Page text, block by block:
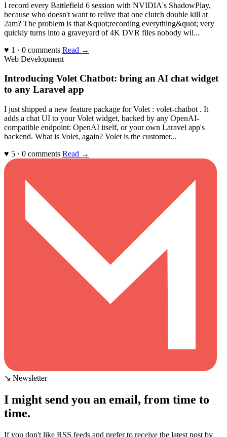
I record every Battlefield 6 session with NVIDIA's ShadowPlay,
because who doesn't want to relive that one clutch double kill at
2am? The problem is that &quot;recording everything&quot; very
quickly turns into a graveyard of 4K DVR files nobody wil...
♥ 1 · 0 comments Read →
Web Development
Introducing Volet Chatbot: bring an AI chat widget
to any Laravel app
I just shipped a new feature package for Volet : volet-chatbot . It
adds a chat UI to your Volet widget, backed by any OpenAI-
compatible endpoint: OpenAI itself, or your own Laravel app's
backend. What is Volet, again? Volet is the customer...
♥ 5 · 0 comments Read →
↘ Newsletter
I might send you an email, from time to
time.
If you don't like RSS feeds and prefer to receive the latest post by